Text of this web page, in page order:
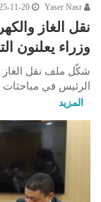
11-20
وزراء يعلنون
شكّل ملف نقل الغاز
الرئيس في مباحثات وزراء
المزيد